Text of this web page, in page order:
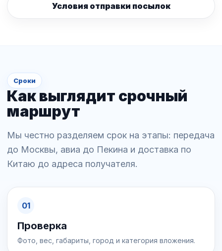
Условия отправки посылок
Сроки
Как выглядит срочный
маршрут
Мы честно разделяем срок на этапы: передача
до Москвы, авиа до Пекина и доставка по
Китаю до адреса получателя.
01
Проверка
Фото, вес, габариты, город и категория вложения.